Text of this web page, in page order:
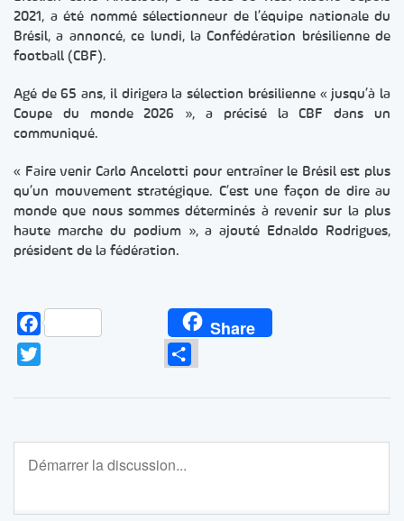
2021, a été nommé sélectionneur de l’équipe nationale du
Brésil, a annoncé, ce lundi, la Confédération brésilienne de
football (CBF).
Agé de 65 ans, il dirigera la sélection brésilienne « jusqu’à la
Coupe du monde 2026 », a précisé la CBF dans un
communiqué.
« Faire venir Carlo Ancelotti pour entraîner le Brésil est plus
qu’un mouvement stratégique. C’est une façon de dire au
monde que nous sommes déterminés à revenir sur la plus
haute marche du podium », a ajouté Ednaldo Rodrigues,
président de la fédération.
Facebook Share